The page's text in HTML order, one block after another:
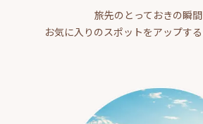
旅先のとっておきの瞬間
お気に入りのスポットをアップす